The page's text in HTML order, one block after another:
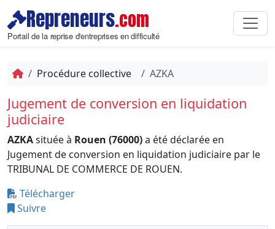
Repreneurs.com
Portail de la reprise d'entreprises en difficulté
Procédure collective AZKA
Jugement de conversion en liquidation
judiciaire
AZKAsituée à Rouen (76000)a été déclarée en
Jugement de conversion en liquidation judiciaire par le
TRIBUNAL DE COMMERCE DE ROUEN.
Télécharger
Suivre